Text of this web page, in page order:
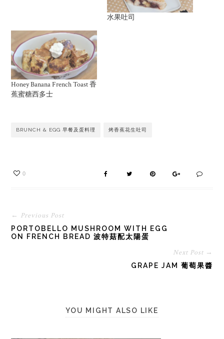
水果吐司
Honey Banana French Toast 香
蕉蜜糖西多士
BRUNCH & EGG 早餐及蛋料理 烤香蕉花生吐司
0
← Previous Post
PORTOBELLO MUSHROOM WITH EGG
ON FRENCH BREAD 波特菇配太陽蛋
Next Post →
GRAPE JAM 葡萄果醬
YOU MIGHT ALSO LIKE